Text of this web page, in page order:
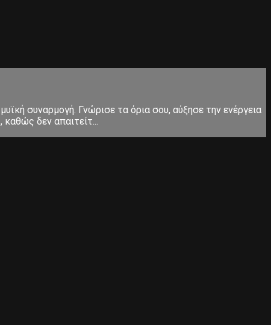
συναρμογή. Γνώρισε τα όρια σου, αύξησε την ενέργεια
δεν απαιτείτ...